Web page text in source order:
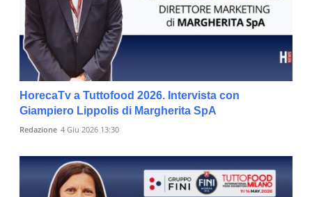
HorecaTv a Tuttofood 2026. Intervista con
Giampiero Lippolis di Margherita SpA
Redazione 4 Giu 2026 13:30